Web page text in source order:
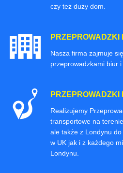
czy też duży dom.
PRZEPROWADZKI
Nasza firma zajmuje
przeprowadzkami biur i
PRZEPROWADZKI
Realizujemy
transportowe na
ale także z Londynu
w UK jak i z każdego
Londynu.